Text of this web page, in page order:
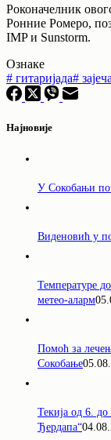
Роконачелник
Ронние Ромеро,
IMP и Sunstorm.
Ознаке
# гитаријада#
Најновије
У Сокобањи
Виденовић у
Температуре
метео-аларм
Помоћ за
Сокобање
Текија од 6.
Ђердапа“